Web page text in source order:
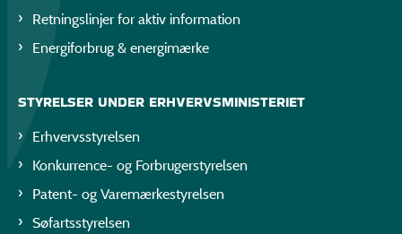
Retningslinjer for aktiv information
Energiforbrug & energimærke
STYRELSER UNDER ERHVERVSMINISTERIET
Erhvervsstyrelsen
Konkurrence- og Forbrugerstyrelsen
Patent- og Varemærkestyrelsen
Søfartsstyrelsen